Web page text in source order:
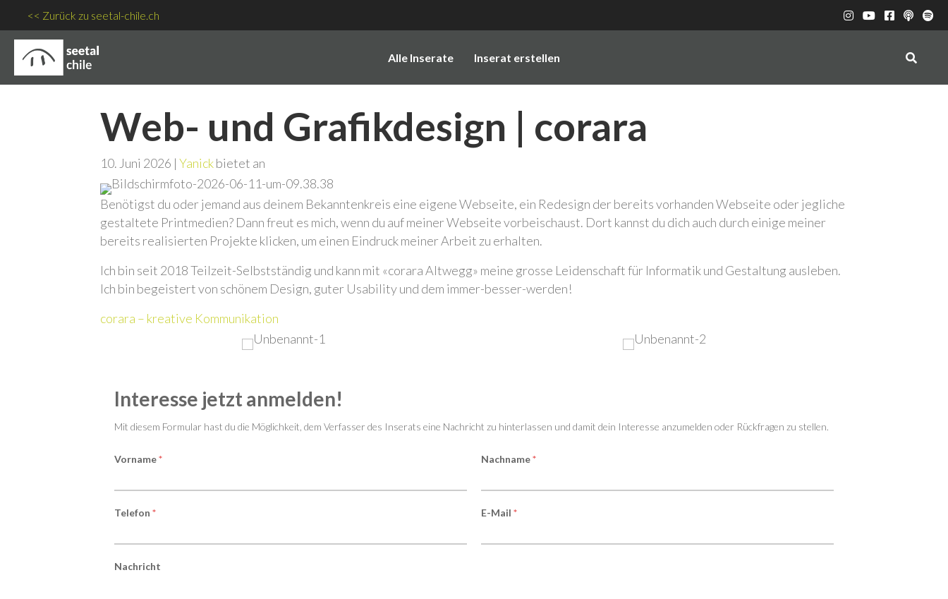
<< Zurück zu seetal-chile.ch
Alle Inserate Inserat erstellen
Web- und Grafikdesign | corara
10. Juni 2026 | Yanickbietet an
Benötigst du oder jemand aus deinem Bekanntenkreis eine eigene Webseite, ein Redesign der bereits vorhanden Webseite oder jegliche
gestaltete Printmedien? Dann freut es mich, wenn du auf meiner Webseite vorbeischaust. Dort kannst du dich auch durch einige meiner
bereits realisierten Projekte klicken, um einen Eindruck meiner Arbeit zu erhalten.
Ich bin seit 2018 Teilzeit-Selbstständig und kann mit «corara Altwegg» meine grosse Leidenschaft für Informatik und Gestaltung ausleben.
Ich bin begeistert von schönem Design, guter Usability und dem immer-besser-werden!
corara – kreative Kommunikation
Interesse
jetzt
anmelden!
Interesse jetzt anmelden!
Mit diesem Formular hast du die Möglichkeit, dem Verfasser des Inserats eine Nachricht zu hinterlassen und damit dein Interesse anzumelden oder Rückfragen zu stellen.
Vorname* Nachname*
Telefon * E-Mail*
Nachricht